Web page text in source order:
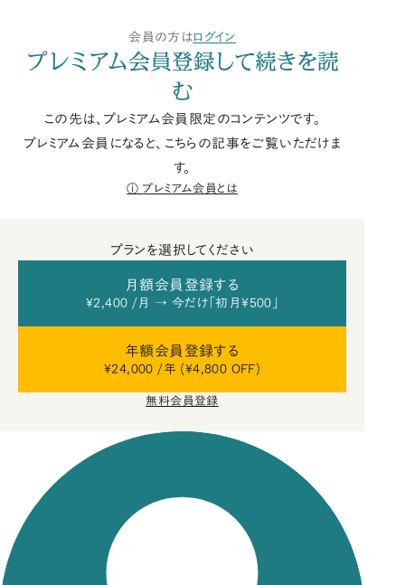
会員の方はログイン
プレミアム会員登録して続きを読
む
この先は、プレミアム会員限定のコンテンツです。
プレミアム会員になると、こちらの記事をご覧いただけま
す。
プレミアム会員とは
プランを選択してください
月額会員登録する
¥2,400 /月 → 今だけ「初月¥500」
年額会員登録する
¥24,000 /年 (¥4,800 OFF)
無料会員登録